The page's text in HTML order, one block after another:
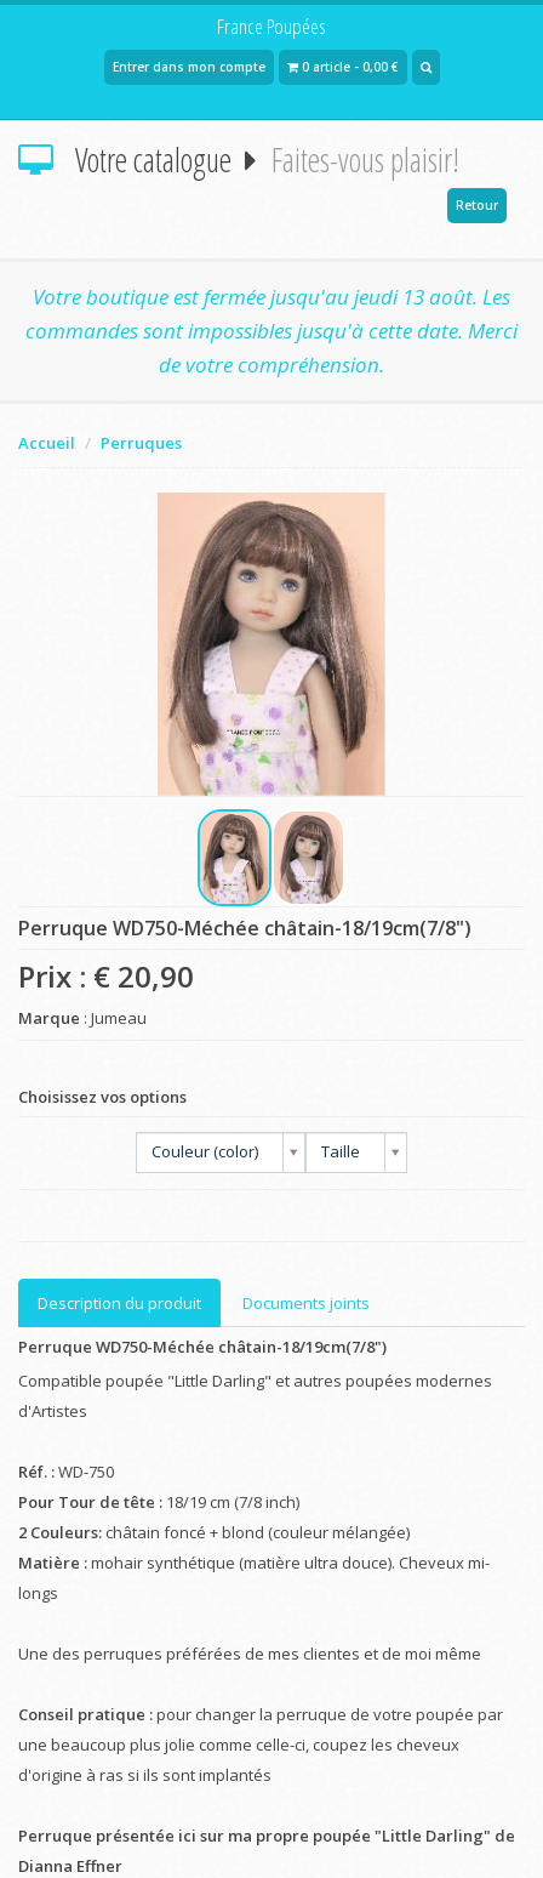
France Poupées
Entrer dans mon compte 0 article - 0,00 €
Votre catalogue Faites-vous plaisir!
Retour
Votre boutique est fermée jusqu'au jeudi 13 août. Les
commandes sont impossibles jusqu'à cette date. Merci
de votre compréhension.
Accueil Perruques
Perruque WD750-Méchée châtain-18/19cm(7/8")
Prix : € 20,90
Marque : Jumeau
Choisissez vos options
Couleur (color) Taille
Description du produit
Documents joints
Perruque WD750-Méchée châtain-18/19cm(7/8")
Compatible poupée "Little Darling" et autres poupées modernes
d'Artistes
Réf. :WD-750
Pour Tour de tête : 18/19 cm (7/8 inch)
2 Couleurs: châtain foncé + blond (couleur mélangée)
Matière :mohair synthétique (matière ultra douce). Cheveux mi-
longs
Une des perruques préférées de mes clientes et de moi même
Conseil pratique :pour changer la perruque de votre poupée par
une beaucoup plus jolie comme celle-ci, coupez les cheveux
d'origine à ras si ils sont implantés
Perruque présentée ici sur ma propre poupée "Little Darling" de
Dianna Effner